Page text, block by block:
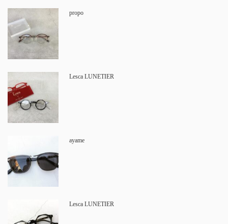
propo
Lesca LUNETIER
ayame
Lesca LUNETIER